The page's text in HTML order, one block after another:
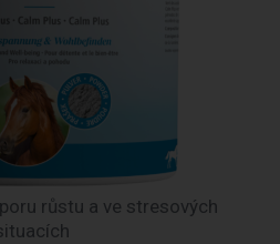
růstu a ve stresových